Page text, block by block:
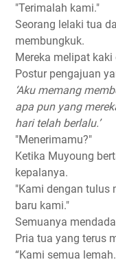
"Terimalah kami."
Seorang lelaki tua
membungkuk.
Mereka melipat kaki
Postur pengajuan
‘Aku memang
apa pun yang
hari telah berlalu.’
"Menerimamu?"
Ketika Muyoung
kepalanya.
"Kami dengan tulus
baru kami."
Semuanya
Pria tua yang terus
“Kami semua